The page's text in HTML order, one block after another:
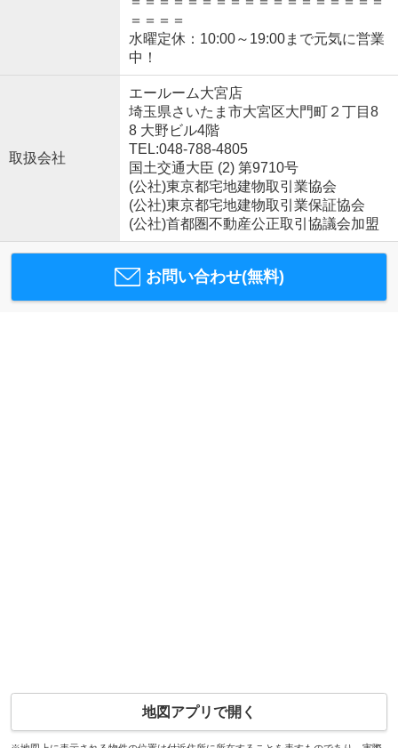
＝＝＝＝
水曜定休：10:00～19:00まで元気に営業
中！
取扱会社
エールーム大宮店
埼玉県さいたま市大宮区大門町２丁目8
8 大野ビル4階
TEL:048-788-4805
国土交通大臣 (2) 第9710号
(公社)東京都宅地建物取引業協会
(公社)東京都宅地建物取引業保証協会
(公社)首都圏不動産公正取引協議会加盟
お問い合わせ(無料)
地図アプリで開く